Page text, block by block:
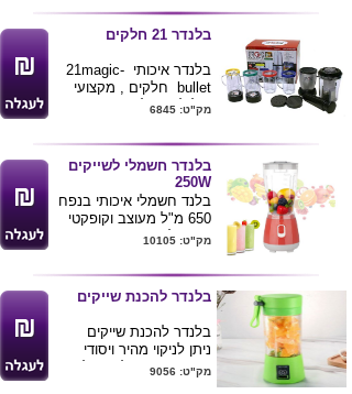
בלוגו הלקוח . מגיע
באריזת קרטון לבנה .
מגיע בשני גדלים : קוטר
26 ס"מ וקוטר 30 ס"מ
המחיר מתייחס למידה
הקטנה .
בלנדר 21 חלקים
בלנדר איכותי 21magic-
bullet חלקים , מקצועי
וקל לתפעול וניקוי .
מק"ט: 6845
בלנדר חשמלי לשייקים
250W
בלנד חשמלי איכותי בנפח
650 מ"ל מעוצב וקופקטי
פשוט לשימוש וניקוי ,
250W
ניתן להדפיס לוגו ע"ג
המוצר
מק"ט: 10105
בלנדר להכנת שייקים
בלנדר להכנת שייקים
ניתן לניקוי מהיר ויסודי
קומפקטי ונוח לתפעול
מק"ט: 9056